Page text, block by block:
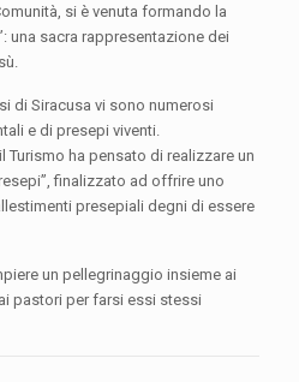
si è venuta formando la
una sacra rappresentazione dei
di Siracusa vi sono numerosi
e di presepi viventi.
Turismo ha pensato di realizzare un
finalizzato ad offrire uno
presepiali degni di essere
un pellegrinaggio insieme ai
pastori per farsi essi stessi